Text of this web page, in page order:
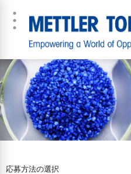
応募方法の選択